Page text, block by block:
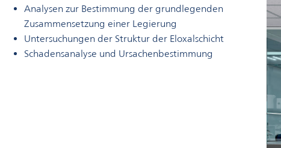
Analysen zur Bestimmung der grundlegenden
Zusammensetzung einer Legierung
Untersuchungen der Struktur der Eloxalschicht
Schadensanalyse und Ursachenbestimmung